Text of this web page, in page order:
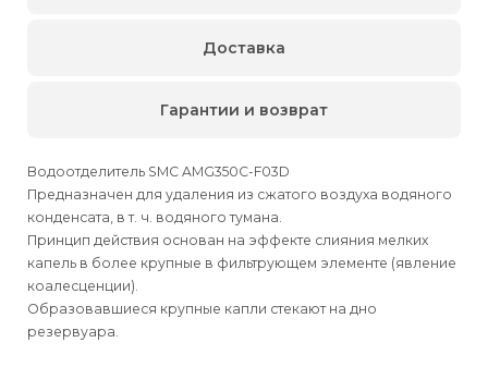
Водоотделитель SMC AMG350C-F03D
Предназначен для удаления из сжатого воздуха водяного
конденсата, в т. ч. водяного тумана.
Принцип действия основан на эффекте слияния мелких
капель в более крупные в фильтрующем элементе (явление
коалесценции).
Образовавшиеся крупные капли стекают на дно
резервуара.
Доставка
Гарантии и возврат